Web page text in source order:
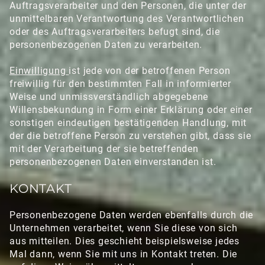
Auftragsverarbeiter und den Personen, die unter der
unmittelbaren Verantwortung des Verantwortlichen
oder des Auftragsverarbeiters befugt sind, die
personenbezogenen Daten zu verarbeiten.
Einwilligung ist jede von der betroffenen Person
freiwillig für den bestimmten Fall in informierter
Weise und unmissverständlich abgegebene
Willensbekundung in Form einer Erklärung oder einer
sonstigen eindeutigen bestätigenden Handlung, mit
der die betroffene Person zu verstehen gibt, dass sie
mit der Verarbeitung der sie betreffenden
personenbezogenen Daten einverstanden ist.
KONTAKT
Personenbezogene Daten werden ebenfalls durch die
Unternehmen verarbeitet, wenn Sie diese von sich
aus mitteilen. Dies geschieht beispielsweise jedes
Mal dann, wenn Sie mit uns in Kontakt treten. Die